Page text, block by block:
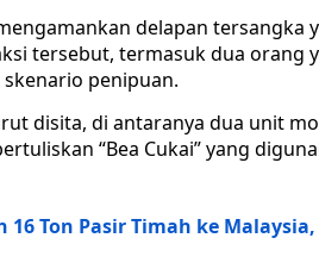
delapan tersangka
tersebut, termasuk dua orang
penipuan.
disita, di antaranya dua unit
“Bea Cukai” yang
Ton Pasir Timah ke